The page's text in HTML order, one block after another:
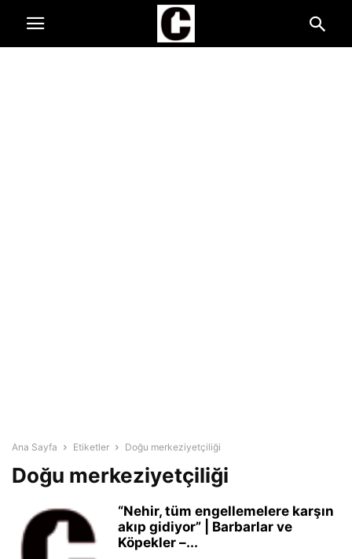
Ana Sayfa Etiketler Doğu merkeziyetçiliği
Doğu merkeziyetçiliği
“Nehir, tüm engellemelere karşın
akıp gidiyor” | Barbarlar ve
Köpekler –...